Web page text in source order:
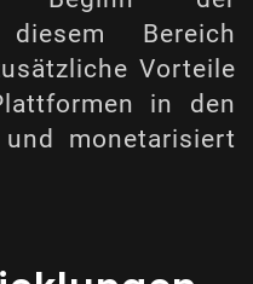
Bereich
Vorteile
in den
monetarisiert